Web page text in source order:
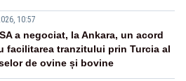
10:57
a negociat, la Ankara, un acord
facilitarea tranzitului prin Turcia al
de ovine și bovine